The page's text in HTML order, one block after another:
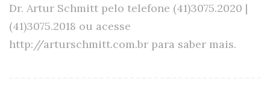
Dr. Artur Schmitt pelo telefone (41)3075.2020 |
(41)3075.2018 ou acesse
http://arturschmitt.com.br para saber mais.